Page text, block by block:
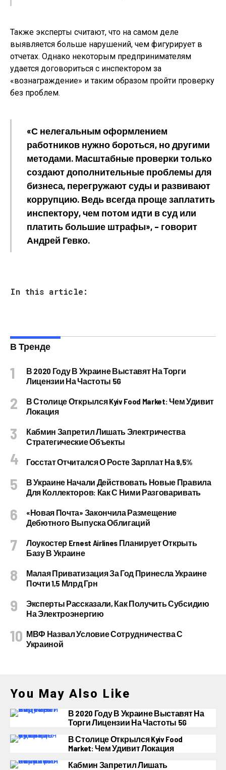
Также эксперты считают, что на самом деле
выявляется больше нарушений, чем фигурирует в
отчетах. Однако некоторым предпринимателям
удается договориться с инспектором за
«вознаграждение» и таким образом пройти проверку
без проблем.
«С нелегальным оформлением
работников нужно бороться, но другими
методами. Масштабные проверки только
создают дополнительные проблемы для
бизнеса, перегружают суды и развивают
коррупцию. Ведь всегда проще заплатить
инспектору, чем потом идти в суд или
платить большие штрафы», – говорит
Андрей Гевко.
In this article:
В Тренде
В 2020 Году В Украине Выставят На Торги
Лицензии На Частоты 5G
В Столице Открылся Kyiv Food Market: Чем Удивит
Локация
Кабмин Запретил Лишать Электричества
Стратегические Объекты
Госстат Отчитался О Росте Зарплат На 9,5%
В Украине Начали Действовать Новые Правила
Для Коллекторов: Как С Ними Разговаривать
«Новая Почта» Закончила Размещение
Дебютного Выпуска Облигаций
Лоукостер Ernest Airlines Планирует Открыть
Базу В Украине
Малая Приватизация За Год Принесла Украине
Почти 1,5 Млрд Грн
Эксперты Рассказали, Как Получить Субсидию
На Электроэнергию
МВФ Назвал Условие Сотрудничества С
Украиной
You May Also Like
В 2020 Году В Украине Выставят На
Торги Лицензии На Частоты 5G
В Столице Открылся Kyiv Food
Market: Чем Удивит Локация
Кабмин Запретил Лишать